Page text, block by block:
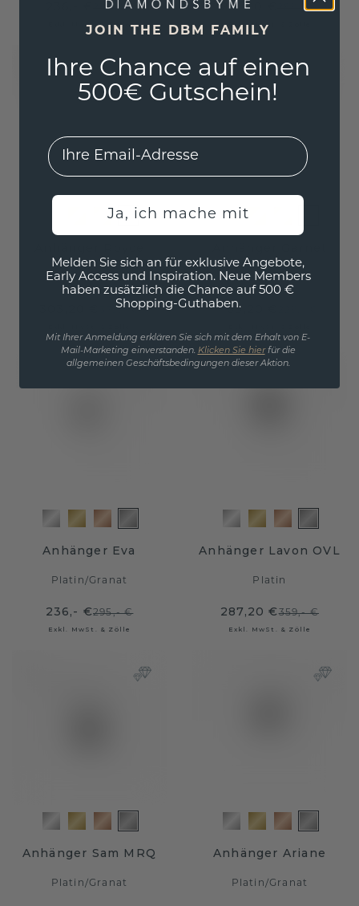
295,- €
Exkl. MwSt. & Zölle
231,20 € 289,- €
Exkl. MwSt. & Zölle
Platin/Granat
379,- €
Platin/Granat
183,20 €
Anhänger Eva
Platin/Granat
236,- €295,- €
Exkl. MwSt. & Zölle
Anhänger Lavon OVL
Platin
287,20 €359,- €
Exkl. MwSt. & Zölle
Anhänger Sam MRQ
Platin/Granat
Anhänger Ariane
Platin/Granat
JOIN THE DBM FAMILY
Ihre Chance auf einen
500€ Gutschein!
EMail
Ja, ich mache mit
Melden Sie sich an für exklusive Angebote,
Early Access und Inspiration. Neue Members
haben zusätzlich die Chance auf 500 €
Shopping-Guthaben.
Mit Ihrer Anmeldung erklären Sie sich mit dem Erhalt von E-
Mail-Marketing einverstanden. Klicken Sie hierfür die
allgemeinen Geschäftsbedingungen dieser Aktion.